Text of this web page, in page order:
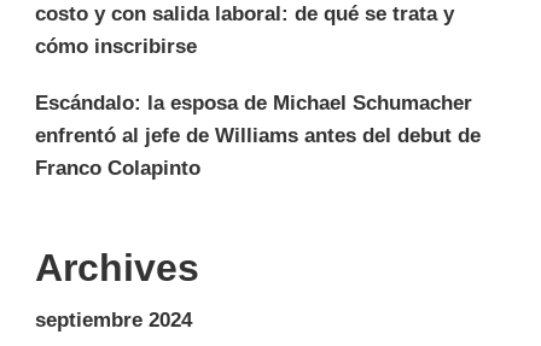
costo y con salida laboral: de qué se trata y
cómo inscribirse
Escándalo: la esposa de Michael Schumacher
enfrentó al jefe de Williams antes del debut de
Franco Colapinto
Archives
septiembre 2024